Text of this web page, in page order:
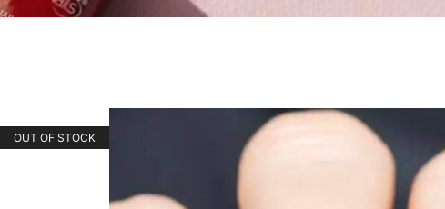
OUT OF STOCK